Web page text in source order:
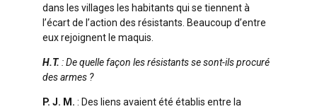
dans les villages les habitants qui se tiennent à
l’écart de l’action des résistants. Beaucoup d’entre
eux rejoignent le maquis.
H.T. : De quelle façon les résistants se sont-ils procuré
des armes ?
P. J. M. : Des liens avaient été établis entre la